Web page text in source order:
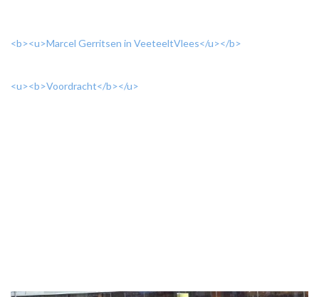
<b><u>Marcel Gerritsen in VeeteeltVlees</u></b>
<u><b>Voordracht</b></u>